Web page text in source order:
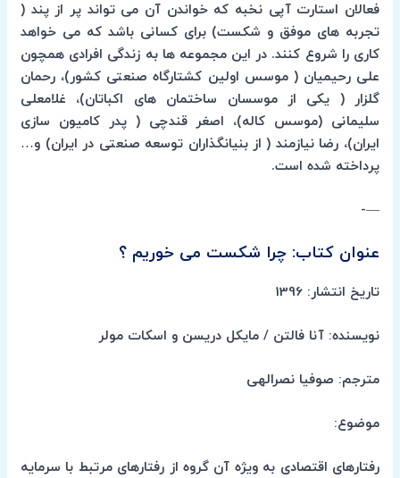
فعالان استارت آپی نخبه که خواندن آن می تواند پر از پند (
تجربه های موفق و شکست) برای کسانی باشد که می خواهد
کاری را شروع کنند. در این مجموعه ها به زندگی افرادی همچون
علی رحیمیان ( موسس اولین کشتارگاه صنعتی کشور)، رحمان
گلزار ( یکی از موسسان ساختمان های اکباتان)، غلامعلی
سلیمانی (موسس کاله)، اصغر قندچی ( پدر کامیون سازی
ایران)، رضا نیازمند ( از بنیانگذاران توسعه صنعتی در ایران) و…
پرداخته شده است.
—-
عنوان کتاب: چرا شکست می خوریم ؟
تاریخ انتشار: 1396
نویسنده: آنا فالتن / مایکل دریسن و اسکات مولر
مترجم: صوفیا نصرالهی
موضوع:
رفتارهای اقتصادی به ویژه آن گروه از رفتارهای مرتبط با سرمایه